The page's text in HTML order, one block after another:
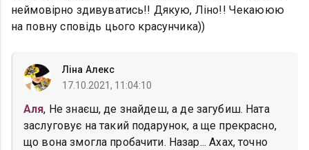
неймовірно здивуватись!! Дякую, Ліно!! Чекаююю
на повну сповідь цього красунчика))
Ліна Алекс
17.10.2021, 11:04:10
Аля, Не знаєш, де знайдеш, а де загубиш. Ната
заслуговує на такий подарунок, а ще прекрасно,
що вона змогла пробачити. Назар... Ахах, точно